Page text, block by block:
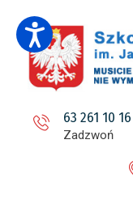
63 261 10 16
Zadzwoń